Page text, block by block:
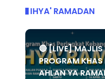
IHYA' RAMADAN
🔴 [LIVE] MAJLIS
PROGRAM
AHLAN YA